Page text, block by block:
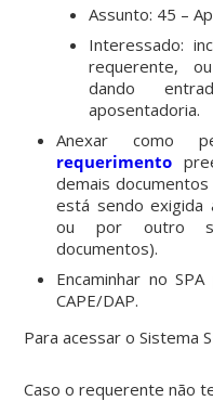
Assunto: 45 –
Interessado:
requerente,
dando
aposentadoria.
Anexar como
requerimento
demais
está sendo exigida
ou por outro
documentos).
Encaminhar no
CAPE/DAP.
Para acessar o Sistema
Caso o requerente não